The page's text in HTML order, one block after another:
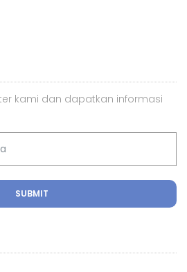
kami dan dapatkan informasi
SUBMIT